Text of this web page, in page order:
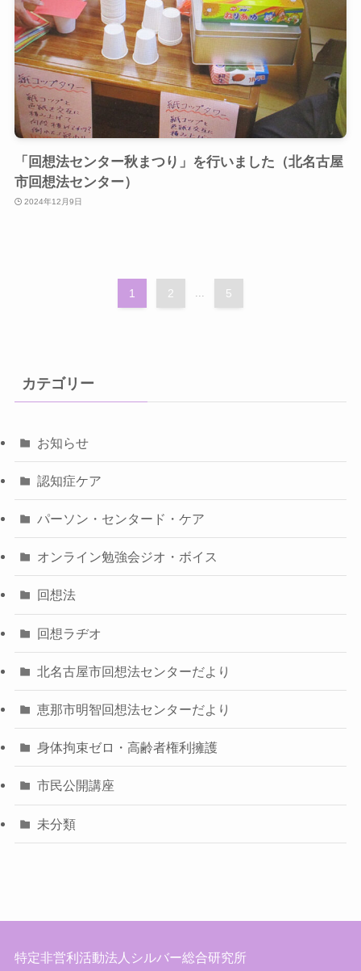
「回想法センター秋まつり」を行いました（北名古屋
市回想法センター）
2024年12月9日
1 2 ... 5
カテゴリー
お知らせ
認知症ケア
パーソン・センタード・ケア
オンライン勉強会ジオ・ボイス
回想法
回想ラヂオ
北名古屋市回想法センターだより
恵那市明智回想法センターだより
身体拘束ゼロ・高齢者権利擁護
市民公開講座
未分類
特定非営利活動法人シルバー総合研究所